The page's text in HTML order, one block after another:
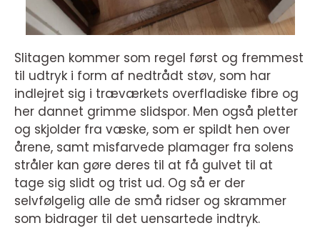
Slitagen kommer som regel først og fremmest
til udtryk i form af nedtrådt støv, som har
indlejret sig i træværkets overfladiske fibre og
her dannet grimme slidspor. Men også pletter
og skjolder fra væske, som er spildt hen over
årene, samt misfarvede plamager fra solens
stråler kan gøre deres til at få gulvet til at
tage sig slidt og trist ud. Og så er der
selvfølgelig alle de små ridser og skrammer
som bidrager til det uensartede indtryk.